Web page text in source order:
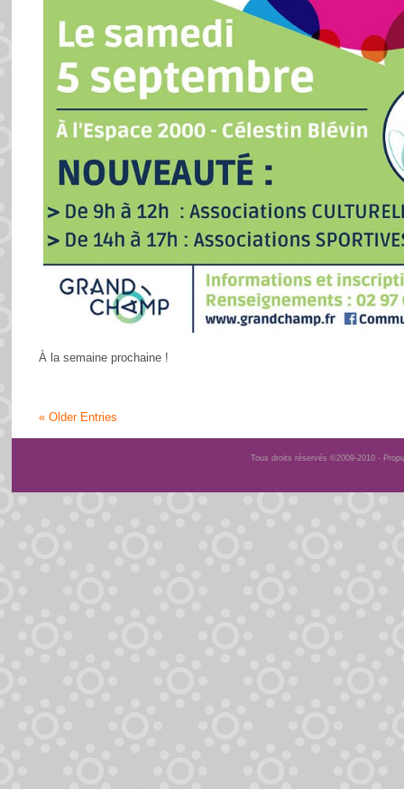
À la semaine prochaine !
« Older Entries
Tous droits réservés ©2009-2010 -